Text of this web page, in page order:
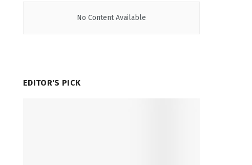
No Content Available
EDITOR'S PICK